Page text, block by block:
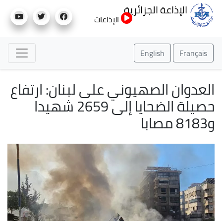
إلى
الإذاعة الجزائرية
الإذاعات
Français
English
العدوان الصهيوني على لبنان: ارتفاع
حصيلة الضحايا إلى 2659 شهيدا